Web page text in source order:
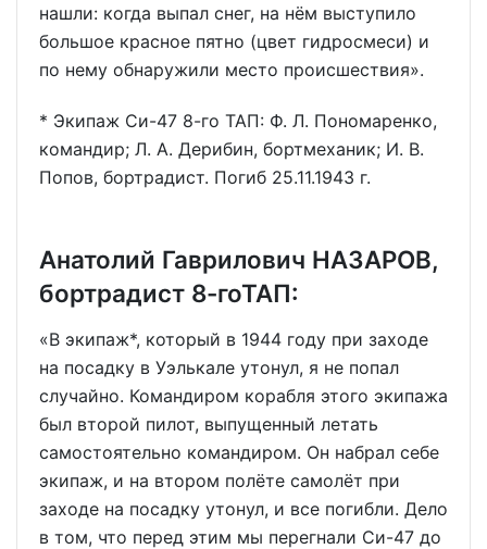
нашли: когда выпал снег, на нём выступило
большое красное пятно (цвет гидросмеси) и
по нему обнаружили место происшествия».
* Экипаж Си-47 8-го ТАП: Ф. Л. Пономаренко,
командир; Л. А. Дерибин, бортмеханик; И. В.
Попов, бортрадист. Погиб 25.11.1943 г.
Анатолий Гаврилович НАЗАРОВ,
бортрадист 8-гоТАП:
«В экипаж*, который в 1944 году при заходе
на посадку в Уэлькале утонул, я не попал
случайно. Командиром корабля этого экипажа
был второй пилот, выпущенный летать
самостоятельно командиром. Он набрал себе
экипаж, и на втором полёте самолёт при
заходе на посадку утонул, и все погибли. Дело
в том, что перед этим мы перегнали Си-47 до